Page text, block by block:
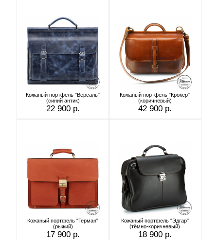
Кожаный портфель "Версаль"
(cиний антик)
22 900 р.
Кожаный портфель "Крокер"
(коричневый)
42 900 р.
Кожаный портфель "Герман"
(рыжий)
17 900 р.
Кожаный портфель "Эдгар"
(тёмно-коричневый)
18 900 р.